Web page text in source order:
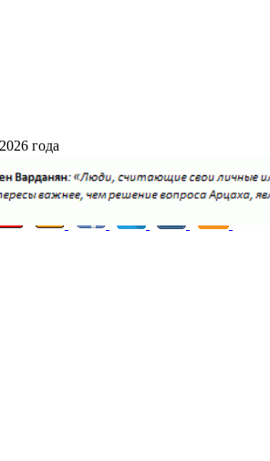
года